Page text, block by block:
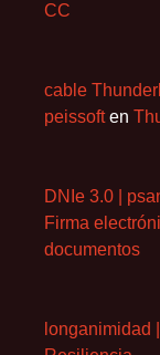
CC
cable
peissoften
DNIe 3.0 |
Firma
documentos
longanimidad